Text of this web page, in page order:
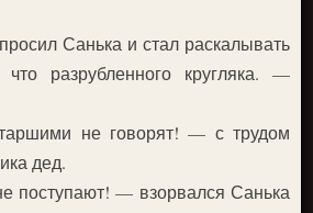
Санька и стал раскалывать
что разрубленного кругляка. —
не говорят! — с трудом
дед.
поступают! — взорвался Санька